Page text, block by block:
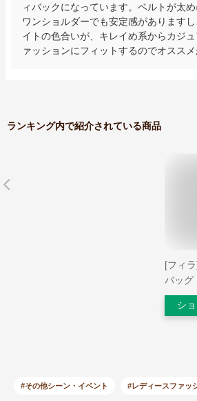
ィバックになっています。ベルトが太め
ワンショルダーでも安定感があります
イトの色合いが、キレイめ系からカジ
ァッションにフィットするのでオススメ
ランキング内で紹介されている商品
[フィ
バッグ
ー ボ
容量
ル 学
シ
#その他シーン・イベント #レディースファッ